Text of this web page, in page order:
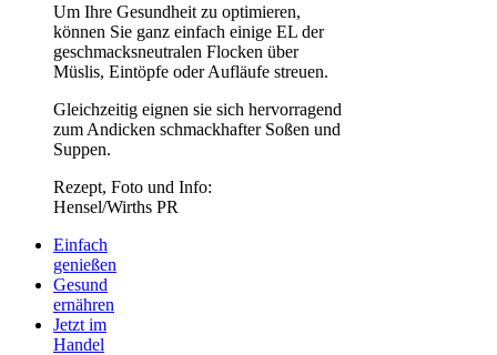
Um Ihre Gesundheit zu optimieren,
können Sie ganz einfach einige EL der
geschmacksneutralen Flocken über
Müslis, Eintöpfe oder Aufläufe streuen.
Gleichzeitig eignen sie sich hervorragend
zum Andicken schmackhafter Soßen und
Suppen.
Rezept, Foto und Info:
Hensel/Wirths PR
Einfach
genießen
Gesund
ernähren
Jetzt im
Handel